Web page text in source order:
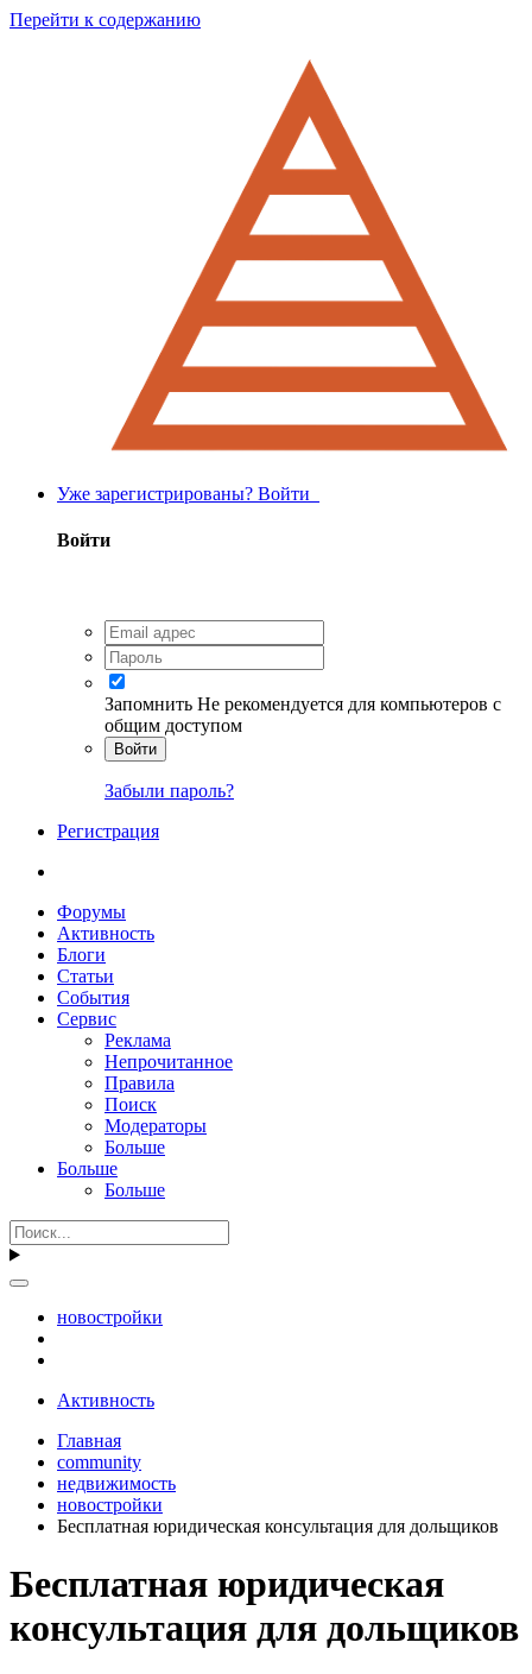
Перейти к содержанию
Уже зарегистрированы? Войти
Войти
Запомнить Не рекомендуется для компьютеров с
общим доступом
Войти
Забыли пароль?
Регистрация
Форумы
Активность
Блоги
Статьи
События
Сервис
Реклама
Непрочитанное
Правила
Поиск
Модераторы
Больше
Больше
Больше
новостройки
Активность
Главная
community
недвижимость
новостройки
Бесплатная юридическая консультация для дольщиков
Бесплатная юридическая
консультация для дольщиков